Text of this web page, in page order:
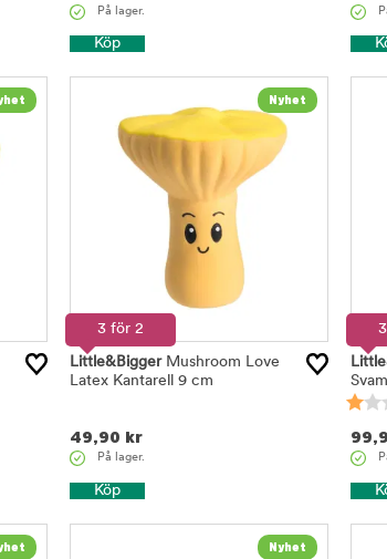
På lager.
Köp
3 för 2
Little&BiggerMushroom Love
Latex Kantarell 9 cm
49,90 kr
På lager.
Köp